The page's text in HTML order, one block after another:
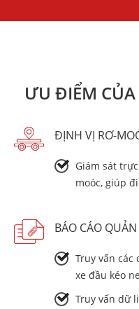
ƯU ĐIỂM
ĐỊNH VỊ RƠ-
Giám sát
moóc, giúp
BÁO CÁO QUẢN
Truy vấn
xe đầu kéo
Truy vấn dữ